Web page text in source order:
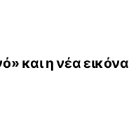
και η νέα εικόνα